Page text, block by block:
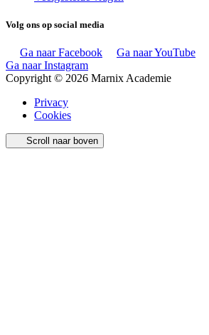
Volg ons op social media
Ga naar Facebook Ga naar YouTube
Ga naar Instagram
Copyright © 2026 Marnix Academie
Privacy
Cookies
Scroll naar boven